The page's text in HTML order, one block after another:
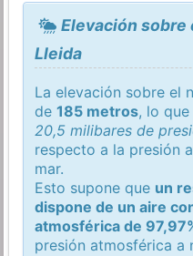
Elevación sobre
Lleida
La elevación sobre el
de185 metros, lo
20,5 milibares de
respecto a la presión
mar.
Esto supone que un
dispone de un aire
atmosférica de
presión atmosférica a